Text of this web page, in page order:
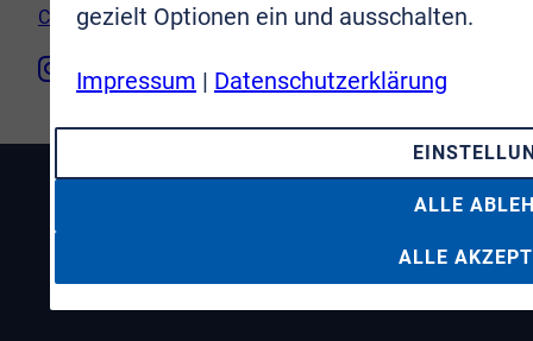
Cookie-Einstellungen
gezielt Optionen ein und ausschalten.
Impressum | Datenschutzerklärung
ALLE
ALLE